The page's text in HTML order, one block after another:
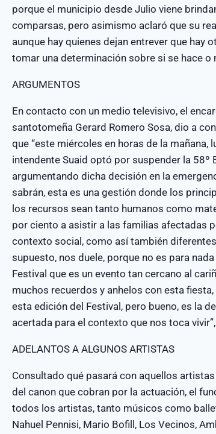
porque el municipio desde Julio viene
comparsas, pero asimismo aclaró que su
aunque hay quienes dejan entrever que
tomar una determinación sobre si se hace o
ARGUMENTOS
En contacto con un medio televisivo, el
santotomeña Gerard Romero Sosa, dio a
que “este miércoles en horas de la mañana,
intendente Suaid optó por suspender la
argumentando dicha decisión en la
sabrán, esta es una gestión donde los
los recursos sean tanto humanos como
por ciento a asistir a las familias afectadas
contexto social, como así también
supuesto, nos duele, porque no es para
Festival que es un evento tan cercano al
muchos recuerdos y anhelos con esta
esta edición del Festival, pero bueno, es la
acertada para el contexto que nos toca
ADELANTOS A ALGUNOS ARTISTAS
Consultado qué pasará con aquellos
del canon que cobran por la actuación, el
todos los artistas, tanto músicos como
Nahuel Pennisi, Mario Bofill, Los Vecinos,